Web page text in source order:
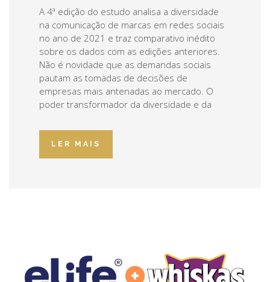
A 4ª edição do estudo analisa a diversidade
na comunicação de marcas em redes sociais
no ano de 2021 e traz comparativo inédito
sobre os dados com as edições anteriores.
Não é novidade que as demandas sociais
pautam as tomadas de decisões de
empresas mais antenadas ao mercado. O
poder transformador da diversidade e da
LER MAIS